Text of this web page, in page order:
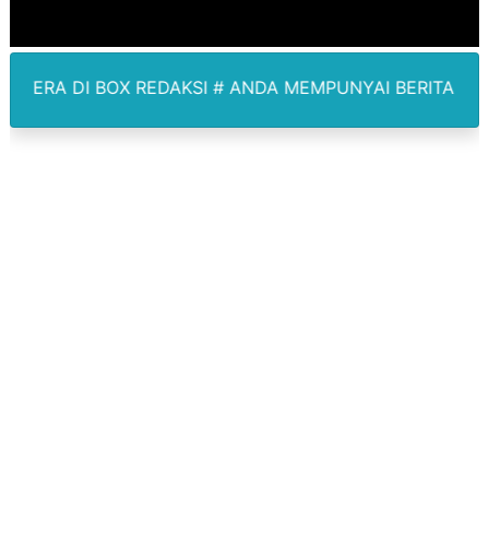
Kepala Badan Gizi Nasional Nanik Deyang Mundur,
REDAKSI # ANDA MEMPUNYAI BERITA